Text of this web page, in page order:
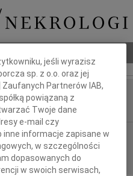
Pieńkowski
jeśli wyrazisz
sp. z o.o. oraz jej
] Zaufanych Partnerów IAB,
powiązaną z
Twoje dane
e-mail czy
inne informacje zapisane w
w szczególności
dopasowanych do
w swoich serwisach,